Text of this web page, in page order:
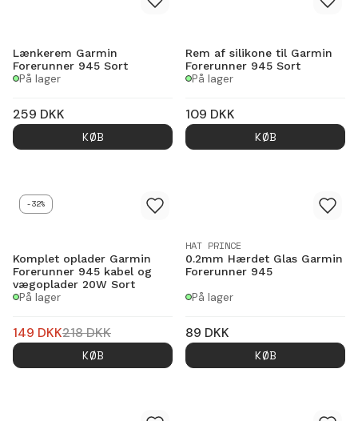
Lænkerem Garmin
Forerunner 945 Sort
På lager
259 DKK
KØB
Rem af silikone til Garmin
Forerunner 945 Sort
På lager
109 DKK
KØB
-32%
Komplet oplader Garmin
Forerunner 945 kabel og
vægoplader 20W Sort
På lager
149 DKK218DKK
KØB
HAT PRINCE
0.2mm Hærdet Glas Garmin
Forerunner 945
På lager
89 DKK
KØB